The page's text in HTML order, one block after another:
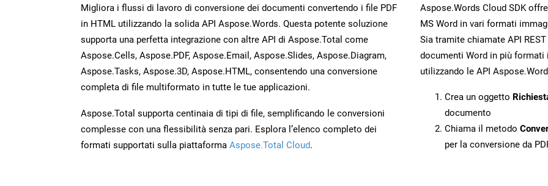
Migliora i flussi di lavoro di conversione dei documenti convertendo i file PDF
in HTML utilizzando la solida API Aspose.Words. Questa potente soluzione
supporta una perfetta integrazione con altre API di Aspose.Total come
Aspose.Cells, Aspose.PDF, Aspose.Email, Aspose.Slides, Aspose.Diagram,
Aspose.Tasks, Aspose.3D, Aspose.HTML, consentendo una conversione
completa di file multiformato in tutte le tue applicazioni.
Aspose.Total supporta centinaia di tipi di file, semplificando le conversioni
complesse con una flessibilità senza pari. Esplora l’elenco completo dei
formati supportati sulla piattaforma Aspose.Total Cloud.
Aspose.Words Cloud SDK
MS Word in vari formati
Sia tramite chiamate API
documenti Word in più formati
utilizzando le API
Crea un oggetto
documento
Chiama il metodo
per la conversione da